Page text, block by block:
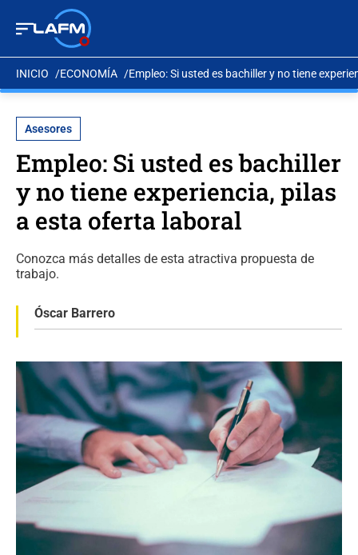
INICIO ECONOMÍA Empleo: Si usted es bachiller y no tiene
Asesores
Empleo: Si usted es bachiller
y no tiene experiencia, pilas
a esta oferta laboral
Conozca más detalles de esta atractiva propuesta de
trabajo.
Óscar Barrero